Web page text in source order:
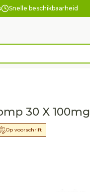
Snelle beschikbaarheid
30 X 100mg
Op voorschrift